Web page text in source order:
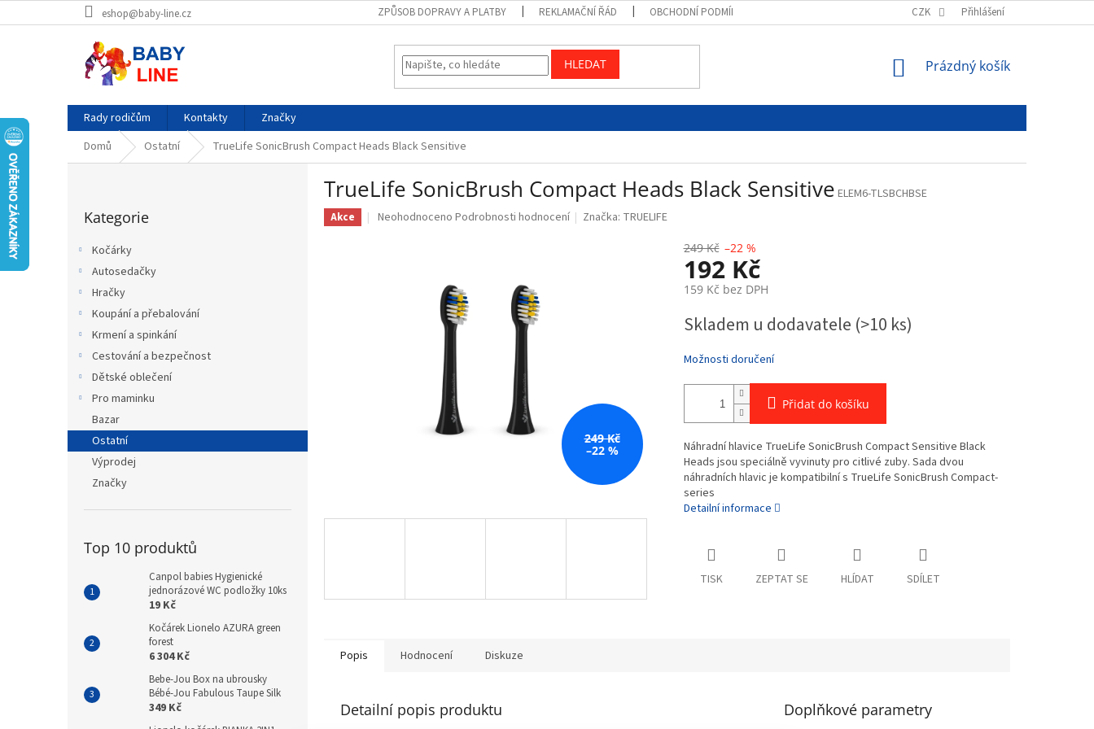
na
eshop@baby-line.cz ZPŮSOB DOPRAVY A PLATBY REKLAMAČNÍ ŘÁD OBCHODNÍ PODMÍNKY PODMÍNKY OCHRANY OSOBNÍCH ÚDAJŮ
CZK Přihlášení
HLEDAT
NÁKUPNÍ
Prázdný košík
Rady rodičům Kontakty
Značky
Domů
Ostatní TrueLife SonicBrush Compact Heads Black Sensitive
kategorie
Kategorie
Kočárky
Autosedačky
Hračky
Koupání a přebalování
Krmení a spinkání
Cestování a bezpečnost
Dětské oblečení
Pro maminku
Bazar
Ostatní
Výprodej
Značky
Top 10 produktů
Canpol babies Hygienické
jednorázové WC podložky 10ks
19 Kč
Kočárek Lionelo AZURA green
forest
6 304 Kč
Bebe-Jou Box na ubrousky
Bébé-Jou Fabulous Taupe Silk
349 Kč
TrueLife SonicBrush Compact Heads Black Sensitive ELEM6-TLSBCHBSE
Akce
Průměrné
Neohodnoceno Podrobnosti hodnocení Značka: TRUELIFE
249 Kč
–22 %
249 Kč –22 %
192 Kč
159 Kč bez DPH
cena:
Skladem u dodavatele (>10 ks)
Možnosti doručení
Přidat do košíku
Náhradní hlavice TrueLife SonicBrush Compact Sensitive Black
Heads jsou speciálně vyvinuty pro citlivé zuby. Sada dvou
náhradních hlavic je kompatibilní s TrueLife SonicBrush Compact-
series
Detailní informace
TISK ZEPTAT SE HLÍDAT SDÍLET
Popis Hodnocení Diskuze
Detailní popis produktu Doplňkové parametry